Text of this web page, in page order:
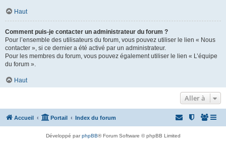
Haut
Comment puis-je contacter un administrateur du forum ?
Pour l’ensemble des utilisateurs du forum, vous pouvez utiliser le lien « Nous
contacter », si ce dernier a été activé par un administrateur.
Pour les membres du forum, vous pouvez également utiliser le lien « L’équipe
du forum ».
Haut
Aller à
Accueil Portail Index du forum
Développé parphpBB® Forum Software © phpBB Limited